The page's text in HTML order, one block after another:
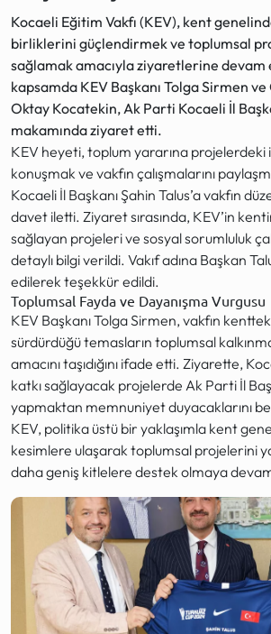
Kocaeli Eğitim Vakfı (KEV), kent
birliklerini güçlendirmek ve toplumsal
sağlamak amacıyla ziyaretlerine devam
kapsamda KEV Başkanı Tolga Sirmen
Oktay Kocatekin, Ak Parti Kocaeli İl
makamında ziyaret etti.
KEV heyeti, toplum yararına projelerdeki
konuşmak ve vakfın çalışmalarını
Kocaeli İl Başkanı Şahin Talus’a vakfın
davet iletti. Ziyaret sırasında, KEV’in
sağlayan projeleri ve sosyal sorumluluk
detaylı bilgi verildi. Vakıf adına Başkan
edilerek teşekkür edildi.
Toplumsal Fayda ve Dayanışma Vurgusu
KEV Başkanı Tolga Sirmen, vakfın
sürdürdüğü temasların toplumsal
amacını taşıdığını ifade etti. Ziyarette,
katkı sağlayacak projelerde Ak Parti İl
yapmaktan memnuniyet duyacaklarını
KEV, politika üstü bir yaklaşımla kent
kesimlere ulaşarak toplumsal projelerini
daha geniş kitlelere destek olmaya